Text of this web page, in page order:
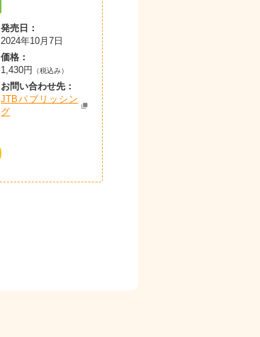
発売日：
2024年10月7日
価格：
1,430円
（税込み）
お問い合わせ先：
JTBパブリッシン
グ